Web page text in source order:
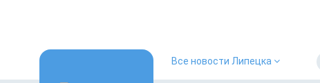
Все новости Липецка